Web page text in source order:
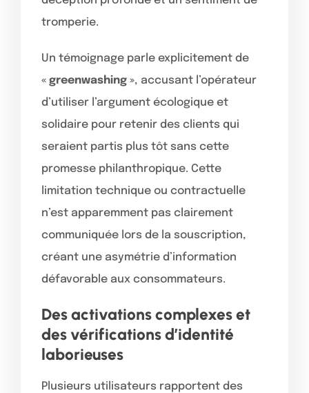
tromperie.
Un témoignage parle explicitement de
« greenwashing », accusant l’opérateur
d’utiliser l’argument écologique et
solidaire pour retenir des clients qui
seraient partis plus tôt sans cette
promesse philanthropique. Cette
limitation technique ou contractuelle
n’est apparemment pas clairement
communiquée lors de la souscription,
créant une asymétrie d’information
défavorable aux consommateurs.
Des activations complexes et
des vérifications d’identité
laborieuses
Plusieurs utilisateurs rapportent des